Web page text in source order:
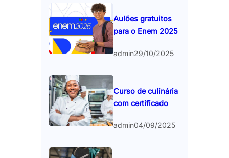
Aulões gratuitos
para o Enem 2025
admin29/10/2025
Curso de culinária
com certificado
admin04/09/2025